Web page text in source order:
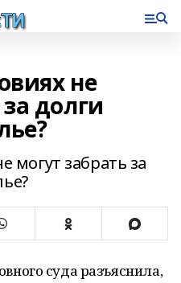
не
долги
могут забрать за
суда разъяснила,